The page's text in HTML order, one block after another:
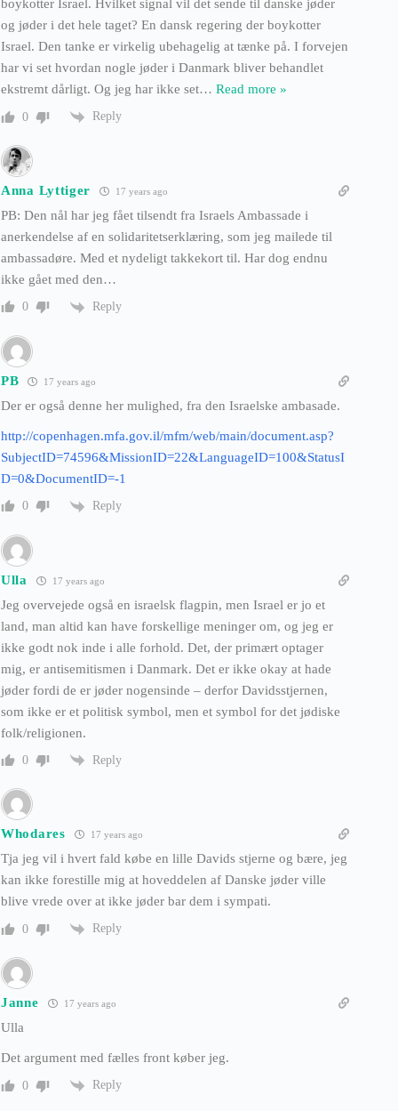
boykotter Israel. Hvilket signal vil det sende til danske jøder
og jøder i det hele taget? En dansk regering der boykotter
Israel. Den tanke er virkelig ubehagelig at tænke på. I forvejen
har vi set hvordan nogle jøder i Danmark bliver behandlet
ekstremt dårligt. Og jeg har ikke set… Read more »
0 Reply
Anna Lyttiger 17 years ago
PB: Den nål har jeg fået tilsendt fra Israels Ambassade i
anerkendelse af en solidaritetserklæring, som jeg mailede til
ambassadøre. Med et nydeligt takkekort til. Har dog endnu
ikke gået med den…
0 Reply
PB 17 years ago
Der er også denne her mulighed, fra den Israelske ambasade.
http://copenhagen.mfa.gov.il/mfm/web/main/document.asp?
SubjectID=74596&MissionID=22&LanguageID=100&StatusI
D=0&DocumentID=-1
0 Reply
Ulla 17 years ago
Jeg overvejede også en israelsk flagpin, men Israel er jo et
land, man altid kan have forskellige meninger om, og jeg er
ikke godt nok inde i alle forhold. Det, der primært optager
mig, er antisemitismen i Danmark. Det er ikke okay at hade
jøder fordi de er jøder nogensinde – derfor Davidsstjernen,
som ikke er et politisk symbol, men et symbol for det jødiske
folk/religionen.
0 Reply
Whodares 17 years ago
Tja jeg vil i hvert fald købe en lille Davids stjerne og bære, jeg
kan ikke forestille mig at hoveddelen af Danske jøder ville
blive vrede over at ikke jøder bar dem i sympati.
0 Reply
Janne 17 years ago
Ulla
Det argument med fælles front køber jeg.
0 Reply